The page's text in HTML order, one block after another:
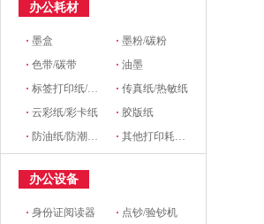
办公耗材
·墨盒 ·墨粉/碳粉
·色带/碳带 ·油墨
·标签打印纸/条码纸/收银纸 ·传真纸/热敏纸
·云彩纸/彩卡纸 · 胶版纸
· 防油纸/防潮纸/淋膜纸/硅油纸 ·其他打印耗材及附件
办公设备
·身份证阅读器 · 点钞/验钞机